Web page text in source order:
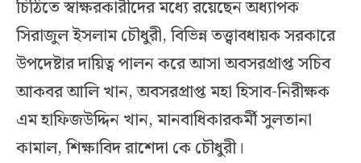
চিঠিতে স্বাক্ষরকারীদের মধ্যে রয়েছেন অধ্যাপক
সিরাজুল ইসলাম চৌধুরী, বিভিন্ন তত্ত্বাবধায়ক সরকারে
উপদেষ্টার দায়িত্ব পালন করে আসা অবসরপ্রাপ্ত সচিব
আকবর আলি খান, অবসরপ্রাপ্ত মহা হিসাব-নিরীক্ষক
এম হাফিজউদ্দিন খান, মানবাধিকারকর্মী সুলতানা
কামাল, শিক্ষাবিদ রাশেদা কে চৌধুরী।